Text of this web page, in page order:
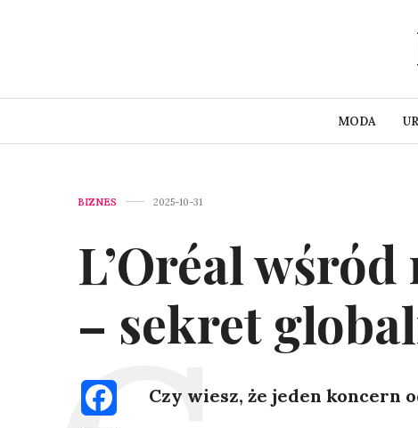
MODA
BIZNES 2025-10-31
L’Oréal
– sekret
Facebook
Czy wiesz, że jeden koncern